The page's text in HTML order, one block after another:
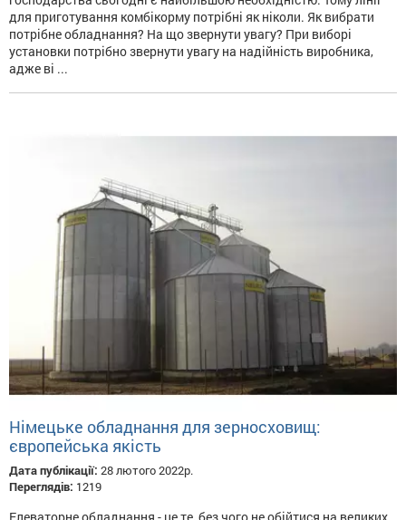
для приготування комбікорму потрібні як ніколи. Як вибрати
потрібне обладнання? На що звернути увагу? При виборі
установки потрібно звернути увагу на надійність виробника,
адже ві ...
Німецьке обладнання для зерносховищ:
європейська якість
Дата публікації: 28 лютого 2022р.
Переглядів: 1219
Елеваторне обладнання - це те, без чого не обійтися на великих